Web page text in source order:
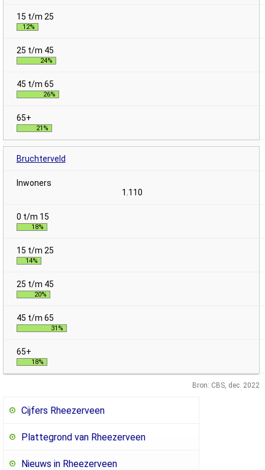
12%
24%
26%
21%
Bruchterveld
1.110
18%
14%
20%
31%
18%
Bron: CBS, dec. 2022
Cijfers Rheezerveen
Plattegrond van Rheezerveen
Nieuws in Rheezerveen